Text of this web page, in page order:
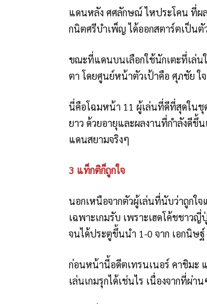
แดนหลัง ศศลักษณ์ ไหประโคน ที่ผ
กนิตศรีบำเพ็ญ ได้ออกสตาร์ตเป็น
ขณะที่แดนบนเลือกใช้นักเตะที่เล่
ตา โดยศูนย์หน้าตัวเป้าคือ ศุภชัย ใ
นี่คือโฉมหน้า 11 ผู้เล่นที่ดีที่สุดในชุ
ยาว ด้วยอายุและผลงานที่กำลังดี
แดนสยามจริงๆ
3 แท็กติก็ถูกใจ
นอกเหนือจากตัวผู้เล่นที่นับว่าถูกใจ
เฉพาะเกมรับ เพราะเฮดโค้ชชาว
จนได้ประตูขึ้นนำ 1-0 จาก เอกนิษ
ก่อนหน้านี้อดีตเทรนเนอร์ คาชิมะ
เล่นเกมรุกได้เช่นไร เนื่องจากที่ผ่